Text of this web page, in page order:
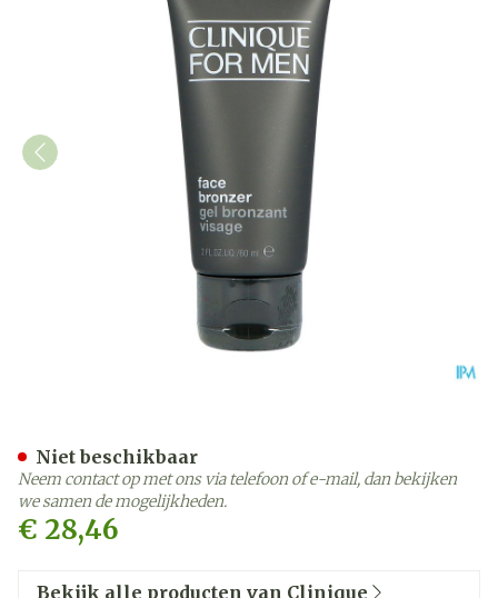
€ 28,46
Niet beschikbaar
Neem contact op met ons via telefoon of e-mail, dan bekijken
we samen de mogelijkheden.
Bekijk alle producten van Clinique